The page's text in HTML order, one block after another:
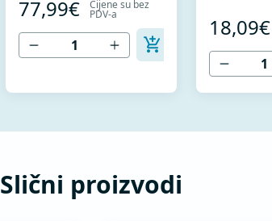
debljine 10mm. Izrađeno
od visokokvalitetnog
pocinkovanog lima DX51D
+ Z275 za hladno
77,99€ Cijene su bez
PDV-a
debljine
od
+ Z275 za
18,09€
Slični proizvodi